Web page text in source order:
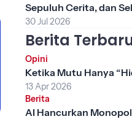
Sepuluh Cerita, dan
30 Jul 2026
Berita
Opini
Ketika Mutu Hanya
13 Apr 2026
Berita
AI Hancurkan